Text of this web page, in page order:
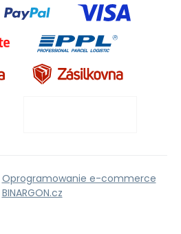
Oprogramowanie e-commerce
BINARGON.cz